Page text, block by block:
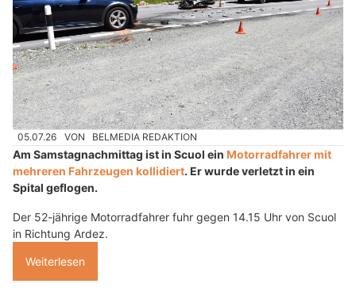
05.07.26 VON BELMEDIA REDAKTION
Am Samstagnachmittag ist in Scuol ein Motorradfahrer mit
mehreren Fahrzeugen kollidiert. Er wurde verletzt in ein
Spital geflogen.
Der 52-jährige Motorradfahrer fuhr gegen 14.15 Uhr von Scuol
in Richtung Ardez.
Weiterlesen